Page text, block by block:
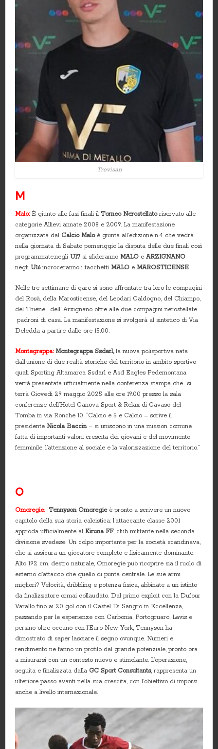
Trevisan
M
Malo:È giunto alle fasi finali il Torneo Nerostellatoriservato alle
categorie Allievi annate 2008 e 2009. La manifestazione
organizzata dal Calcio Maloè giunta all’edizione n.4 che vedrà
nella giornata di Sabato pomeriggio la disputa delle due finali così
programmate:negli U17 si sfiderannoMALO eARZIGNANO
negli U16incroceranno i tacchettiMALO eMAROSTICENSE
Nelle tre settimane di gare si sono affrontate tra loro le compagini
del Rosà, della Marosticense, del Leodari Caldogno, del Chiampo,
del Thiene, dell’ Arzignano oltre alle due compagini nerostellate
padroni di casa. La manifestazione si svolgerà al sintetico di Via
Deledda a partire dalle ore 15.00.
Montegrappa: Montegrappa Ssdarl,la nuova polisportiva nata
dall’unione di due realtà storiche del territorio in ambito sportivo
quali Sporting Altamarca Ssdarl e Asd Eagles Pedemontana
verrà presentata ufficialmente nella conferenza stampa che si
terrà Giovedi 29 maggio 2025 alle ore 19.00 presso la sala
conferenze dell’Hotel Canova Sport & Relax di Cavaso del
Tomba in via Ronche 10. “Calcio e 5 e Calcio – scrive il
presidenteNicola Baccin– si uniscono in una mission comune
fatta di importanti valori: crescita dei giovani e del movimento
femminile, l’attenzione al sociale e la valorizzazione del territorio.”
O
Omoregie: Tennyson Omoregieè pronto a scrivere un nuovo
capitolo della sua storia calcistica: l’attaccante classe 2001
approda ufficialmente alKiruna FF, club militante nella seconda
divisione svedese. Un colpo importante per la società scandinava,
che si assicura un giocatore completo e fisicamente dominante.
Alto 192 cm, destro naturale, Omoregie può ricoprire sia il ruolo di
esterno d’attacco che quello di punta centrale. Le sue armi
migliori? Velocità, dribbling e potenza fisica, abbinate a un istinto
da finalizzatore ormai collaudato. Dal primo exploit con la Dufour
Varallo fino ai 20 gol con il Castel Di Sangro in Eccellenza,
passando per le esperienze con Carbonia, Portogruaro, Lavis e
persino oltre oceano con l’Euro New York, Tennyson ha
dimostrato di saper lasciare il segno ovunque. Numeri e
rendimento ne fanno un profilo dal grande potenziale, pronto ora
a misurarsi con un contesto nuovo e stimolante. L’operazione,
seguita e finalizzata dalla GC Sport Consultants, rappresenta un
ulteriore passo avanti nella sua crescita, con l’obiettivo di imporsi
anche a livello internazionale.